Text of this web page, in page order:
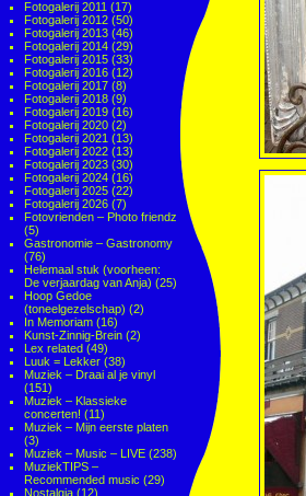
Fotogalerij 2011 (17)
Fotogalerij 2012 (50)
Fotogalerij 2013 (46)
Fotogalerij 2014 (29)
Fotogalerij 2015 (33)
Fotogalerij 2016 (12)
Fotogalerij 2017 (8)
Fotogalerij 2018 (9)
Fotogalerij 2019 (16)
Fotogalerij 2020 (2)
Fotogalerij 2021 (13)
Fotogalerij 2022 (13)
Fotogalerij 2023 (30)
Fotogalerij 2024 (16)
Fotogalerij 2025 (22)
Fotogalerij 2026 (7)
Fotovrienden – Photo friendz
(5)
Gastronomie – Gastronomy
(76)
Helemaal stuk (voorheen:
De verjaardag van Anja) (25)
Hoop Gedoe
(toneelgezelschap) (2)
In Memoriam (16)
Kunst-Zinnig-Brein (2)
Lex related (49)
Luuk = Lekker (38)
Muziek – Draai al je vinyl
(151)
Muziek – Klassieke
concerten! (11)
Muziek – Mijn eerste platen
(3)
Muziek – Music – LIVE (238)
MuziekTIPS –
Recommended music (29)
Nostalgia (12)